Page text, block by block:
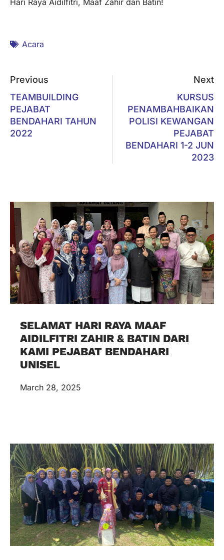
Acara
Previous
TEAMBUILDING
PEJABAT
BENDAHARI TAHUN
2022
Next
KURSUS
PENAMBAHBAIKAN
POLISI KEWANGAN
PEJABAT
BENDAHARI 1-2 JUN
2023
SELAMAT HARI RAYA MAAF
AIDILFITRI ZAHIR & BATIN DARI
KAMI PEJABAT BENDAHARI
UNISEL
March 28, 2025